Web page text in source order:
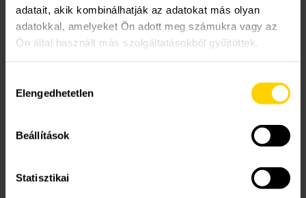
adatait, akik kombinálhatják az adatokat más olyan
adatokkal, amelyeket Ön adott meg számukra vagy az
Ön által használt más szolgáltatásokból gyűjtöttek.
kiválasztása
Elengedhetetlen
Beállítások
Statisztikai